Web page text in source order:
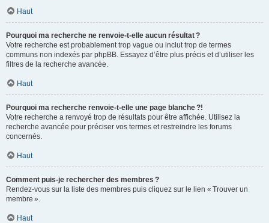
Haut
Pourquoi ma recherche ne renvoie-t-elle aucun résultat ?
Votre recherche est probablement trop vague ou inclut trop de termes
communs non indexés par phpBB. Essayez d’être plus précis et d’utiliser les
filtres de la recherche avancée.
Haut
Pourquoi ma recherche renvoie-t-elle une page blanche ?!
Votre recherche a renvoyé trop de résultats pour être affichée. Utilisez la
recherche avancée pour préciser vos termes et restreindre les forums
concernés.
Haut
Comment puis-je rechercher des membres ?
Rendez-vous sur la liste des membres puis cliquez sur le lien « Trouver un
membre ».
Haut